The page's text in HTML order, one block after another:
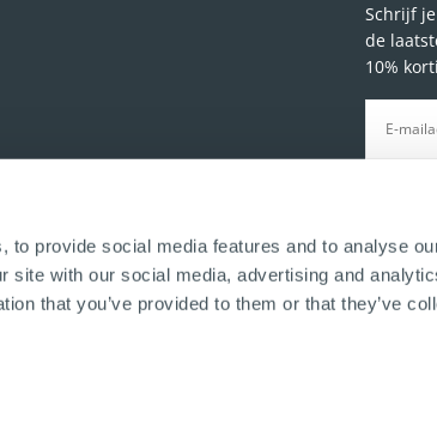
to provide social media features and to analyse
site with our social media, advertising and
that you’ve provided to them or that they’ve
Schrijf
de
10%
MAIL